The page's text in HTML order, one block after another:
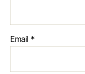
Email *